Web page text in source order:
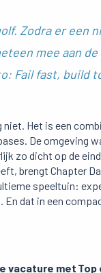
Zodra er een
mee aan
Fail fast, build
Het is een
De omgeving
zo dicht op de
brengt Chapter
speeltuin:
dat in een
vacature met